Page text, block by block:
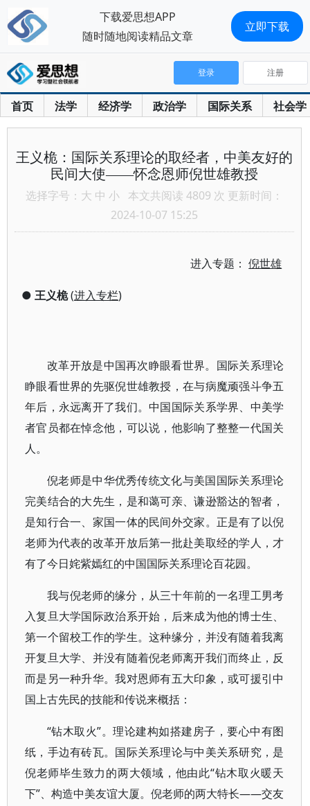
首页 法学 经济学 政治学 国际关系 社会学
登录 注册
王义桅：国际关系理论的取经者，中美友好的
民间大使——怀念恩师倪世雄教授
选择字号： 大 中 小 本文共阅读 4809 次 更新时间：
2024-10-07 15:25
进入专题：倪世雄
● 王义桅(进入专栏)
改革开放是中国再次睁眼看世界。国际关系理论
睁眼看世界的先驱倪世雄教授，在与病魔顽强斗争五
年后，永远离开了我们。中国国际关系学界、中美学
者官员都在悼念他，可以说，他影响了整整一代国关
人。
倪老师是中华优秀传统文化与美国国际关系理论
完美结合的大先生，是和蔼可亲、谦逊豁达的智者，
是知行合一、家国一体的民间外交家。正是有了以倪
老师为代表的改革开放后第一批赴美取经的学人，才
有了今日姹紫嫣红的中国国际关系理论百花园。
我与倪老师的缘分，从三十年前的一名理工男考
入复旦大学国际政治系开始，后来成为他的博士生、
第一个留校工作的学生。这种缘分，并没有随着我离
开复旦大学、并没有随着倪老师离开我们而终止，反
而是另一种升华。我对恩师有五大印象，或可援引中
国上古先民的技能和传说来概括：
“钻木取火”。理论建构如搭建房子，要心中有图
纸，手边有砖瓦。国际关系理论与中美关系研究，是
倪老师毕生致力的两大领域，他由此“钻木取火暖天
下”、构造中美友谊大厦。倪老师的两大特长——交友
下载爱思想APP
随时随地阅读精品文章
立即下载